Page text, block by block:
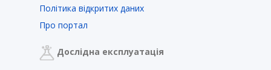
Політика відкритих даних
Про портал
Дослідна експлуатація